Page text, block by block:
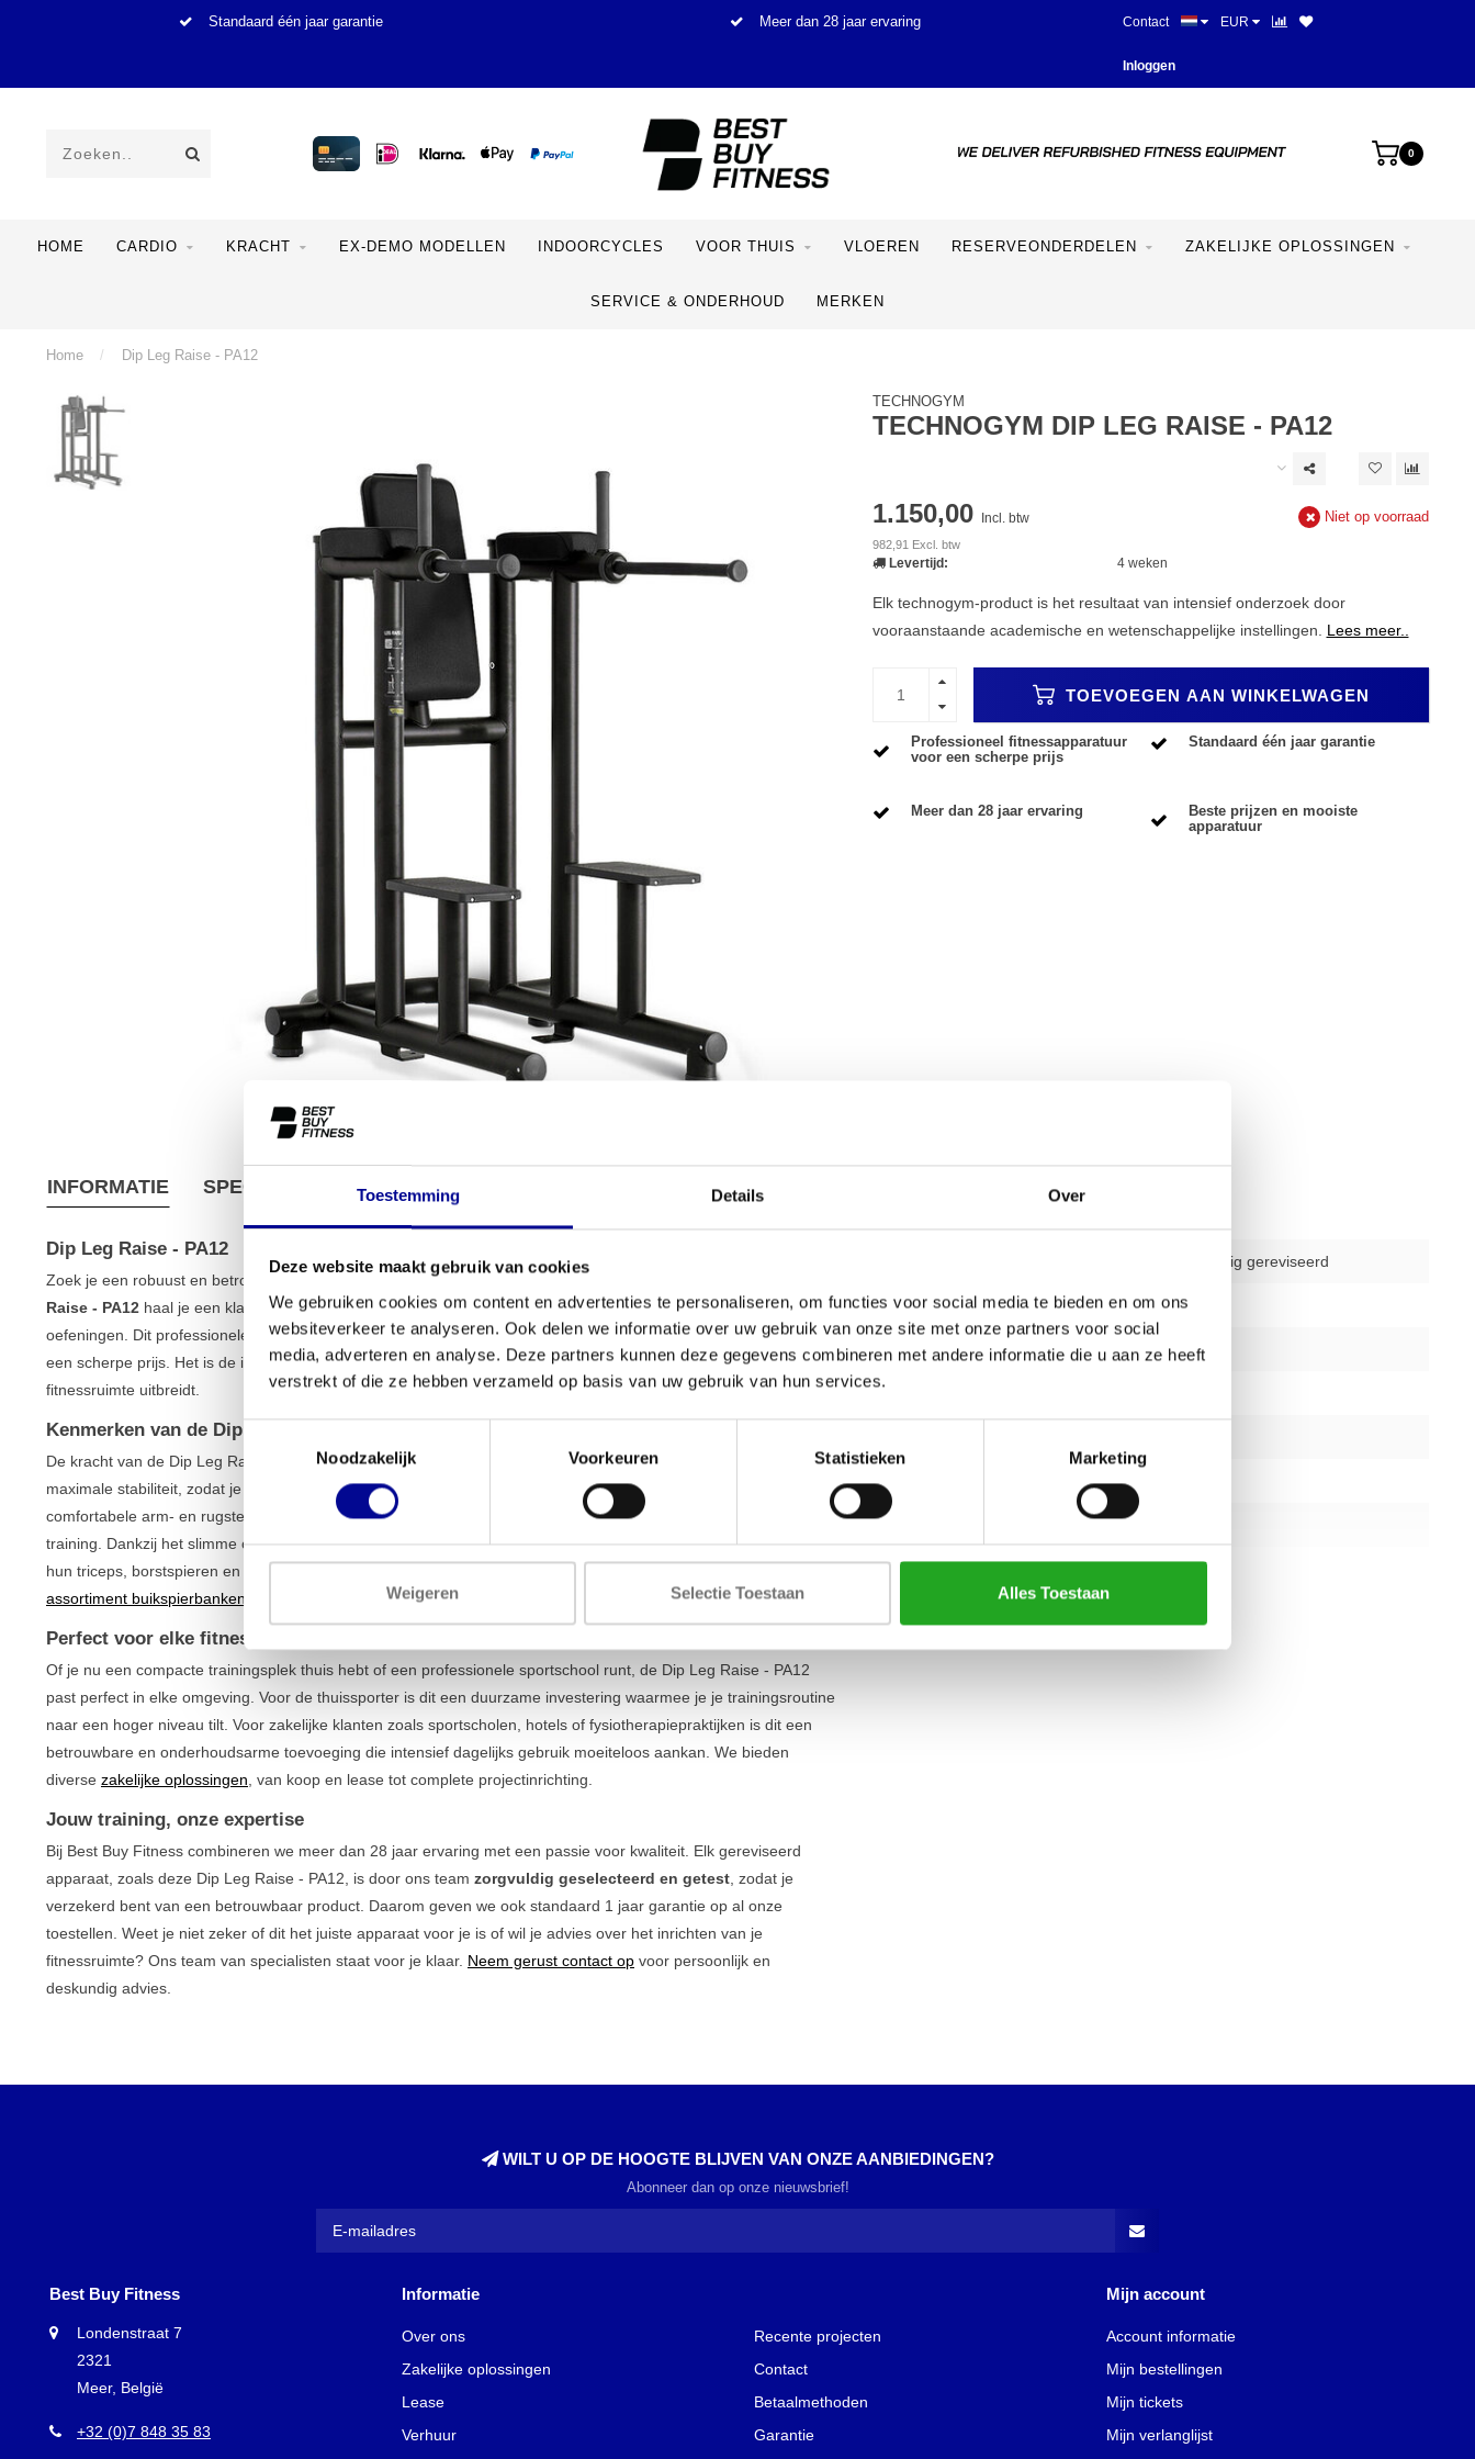
Toestemming Details Over
Deze website maakt gebruik van cookies
We gebruiken cookies om content en advertenties te personaliseren, om functies voor social media te bieden en om ons
websiteverkeer te analyseren. Ook delen we informatie over uw gebruik van onze site met onze partners voor social
media, adverteren en analyse. Deze partners kunnen deze gegevens combineren met andere informatie die u aan ze heeft
verstrekt of die ze hebben verzameld op basis van uw gebruik van hun services.
Noodzakelijk
Voorkeuren Statistieken Marketing
Weigeren Selectie Toestaan Alles Toestaan
Standaard één jaar garantie Meer dan 28 jaar ervaring Beste prijzen en mooiste
Contact EUR
Inloggen
0
HOME CARDIO KRACHT EX-DEMO MODELLEN INDOORCYCLES VOOR THUIS VLOEREN RESERVEONDERDELEN ZAKELIJKE OPLOSSINGEN
SERVICE & ONDERHOUD MERKEN
Home / Dip Leg Raise - PA12
TECHNOGYM
TECHNOGYM DIP LEG RAISE - PA12
1.150,00 Incl. btw
982,91 Excl. btw
Niet op voorraad
Levertijd: 4 weken
Elk technogym-product is het resultaat van intensief onderzoek door
vooraanstaande academische en wetenschappelijke instellingen. Lees meer..
TOEVOEGEN AAN WINKELWAGEN
Professioneel fitnessapparatuur
voor een scherpe prijs
Standaard één jaar garantie
Meer dan 28 jaar ervaring
Beste prijzen en mooiste
apparatuur
INFORMATIE SPECIFICATIES VERZENDVOORWAARDEN
Dip Leg Raise - PA12
Zoek je een robuust en betrouwbaar station voor een ijzersterke core en krachtig bovenlichaam? Met de
Raise - PA12 haal je een klassieker in huis die zich focust op twee van de meest effectieve bodyweight-
oefeningen. Dit professionele toestel is volledig gereviseerd, wat betekent dat je kunt rekenen op topkwaliteit voor
een scherpe prijs. Het is de ideale basis voor serieuzekrachttraining, of je nu een home gym inricht of je
fitnessruimte uitbreidt.
Kenmerken van de Dip Leg Raise - PA12
De kracht van de Dip Leg Raise - PA12 zit in zijn eenvoud en duurzaamheid. Het frame is ontworpen voor
maximale stabiliteit, zodat je je volledig kunt concentreren op de juiste uitvoering van je dips en leg raises. De
comfortabele arm- en rugsteunen bieden de nodige ondersteuning en zorgen voor een correcte houding tijdens je
training. Dankzij het slimme ontwerp is dit apparaat geschikt voor zowel beginnende als gevorderde sporters die
hun triceps, borstspieren en buikspieren effectief willen aanpakken. Dit model is een onmisbaar onderdeel in
assortiment buikspierbanken
Perfect voor elke fitnessruimte
Of je nu een compacte trainingsplek thuis hebt of een professionele sportschool runt, de Dip Leg Raise - PA12
past perfect in elke omgeving. Voor de thuissporter is dit een duurzame investering waarmee je je trainingsroutine
naar een hoger niveau tilt. Voor zakelijke klanten zoals sportscholen, hotels of fysiotherapiepraktijken is dit een
betrouwbare en onderhoudsarme toevoeging die intensief dagelijks gebruik moeiteloos aankan. We bieden
diverse zakelijke oplossingen , van koop en lease tot complete projectinrichting.
Jouw training, onze expertise
Bij Best Buy Fitness combineren we meer dan 28 jaar ervaring met een passie voor kwaliteit. Elk gereviseerd
apparaat, zoals deze Dip Leg Raise - PA12, is door ons team zorgvuldig geselecteerd en getest , zodat je
verzekerd bent van een betrouwbaar product. Daarom geven we ook standaard 1 jaar garantie op al onze
toestellen. Weet je niet zeker of dit het juiste apparaat voor je is of wil je advies over het inrichten van je
fitnessruimte? Ons team van specialisten staat voor je klaar. Neem gerust contact op voor persoonlijk en
deskundig advies.
gebruikt - volledig gereviseerd
Aantal onderdelen 1
Garantie 1 jaar
Verstelbaar
1178 mm
1160 mm
Hoogte
WILT U OP DE HOOGTE BLIJVEN VAN ONZE AANBIEDINGEN?
Abonneer dan op onze nieuwsbrief!
Best Buy Fitness
Londenstraat 7
2321
Meer, België
+32 (0)7 848 35 83
Informatie
Over ons
Zakelijke oplossingen
Lease
Verhuur
Recente projecten
Contact
Betaalmethoden
Garantie
Mijn account
Account informatie
Mijn bestellingen
Mijn tickets
Mijn verlanglijst